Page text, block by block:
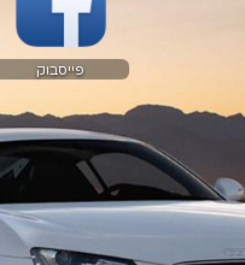
פייסבוק